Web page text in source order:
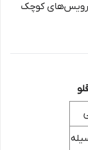
کوچک